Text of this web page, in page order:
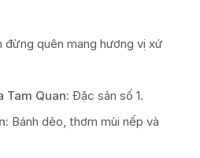
đừng quên mang hương vị xứ
Tam Quan: Đặc sản số 1.
Bánh dẻo, thơm mùi nếp và